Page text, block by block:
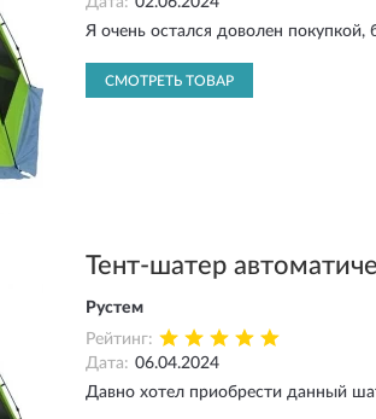
Я очень остался доволен
СМОТРЕТЬ ТОВАР
Тент-шатер
Рустем
Рейтинг:
Дата: 06.04.2024
Давно хотел приобрести данный